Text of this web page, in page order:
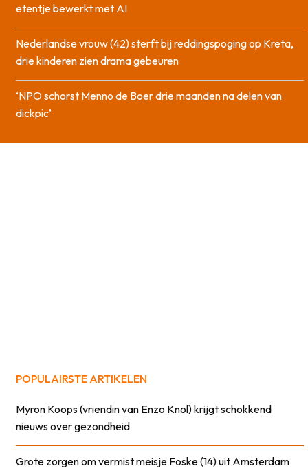
etentje bewerkt met AI
Nederlandse vrouw (42) sterft bij reddingspoging op Kreta,
drie kinderen zien drama gebeuren
‘NPO schorst Menno de Boer drie maanden na delen van
dickpic’
POPULAIRSTE ARTIKELEN
Myron Koops (vriendin van Enzo Knol) krijgt schokkend
nieuws over gezondheid
Grote zorgen om vermist meisje Foske (14) uit Amsterdam